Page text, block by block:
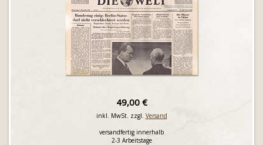
49,00 €
inkl. MwSt. zzgl. Versand
versandfertig innerhalb
2-3 Arbeitstage